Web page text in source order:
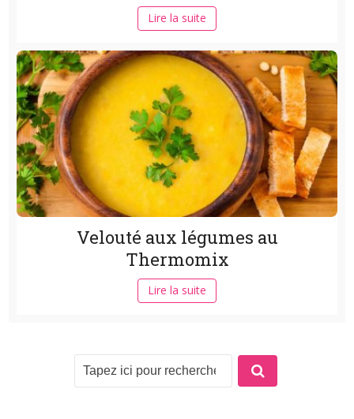
Lire la suite
Velouté aux légumes au
Thermomix
Lire la suite